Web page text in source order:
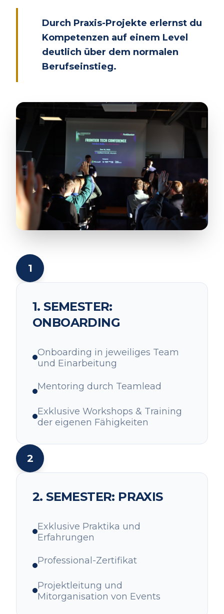
Durch Praxis-Projekte erlernst du
Kompetenzen auf einem Level
deutlich über dem normalen
Berufseinstieg.
1
1. SEMESTER:
ONBOARDING
Onboarding in jeweiliges Team
und Einarbeitung
Mentoring durch Teamlead
Exklusive Workshops & Training
der eigenen Fähigkeiten
2
2. SEMESTER: PRAXIS
Exklusive Praktika und
Erfahrungen
Professional-Zertifikat
Projektleitung und
Mitorganisation von Events